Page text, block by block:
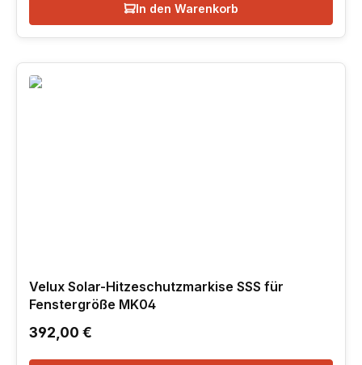
In den Warenkorb
Velux Solar-Hitzeschutzmarkise SSS für
Fenstergröße MK04
Regulärer Preis:
392,00 €